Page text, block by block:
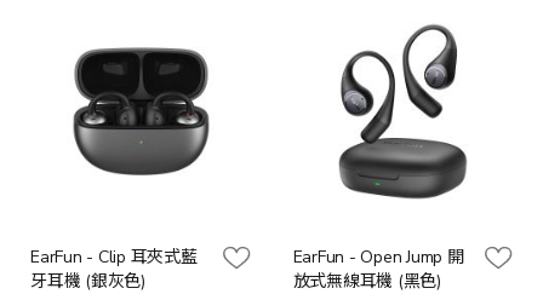
EarFun - Clip 耳夾式藍
牙耳機 (銀灰色)
EarFun - Open Jump 開
放式無線耳機 (黑色)